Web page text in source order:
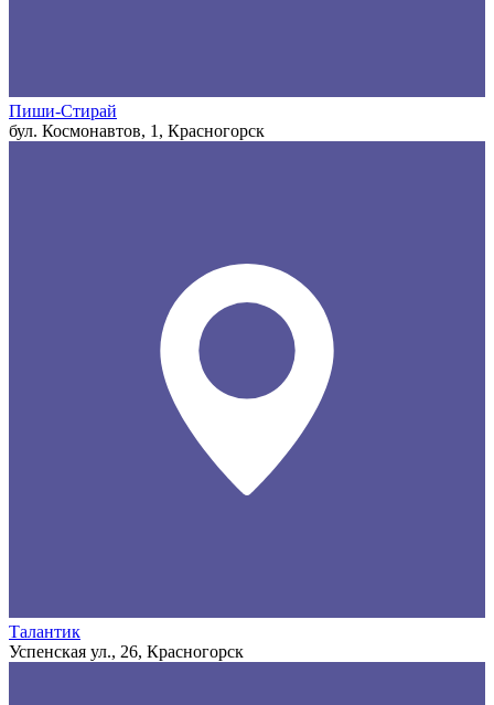
Пиши-Стирай
бул. Космонавтов, 1, Красногорск
Талантик
Успенская ул., 26, Красногорск